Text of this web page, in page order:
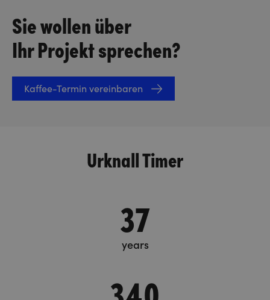
Sie wollen über
Ihr Projekt sprechen?
Kaffee-Termin vereinbaren
Urknall Timer
37
years